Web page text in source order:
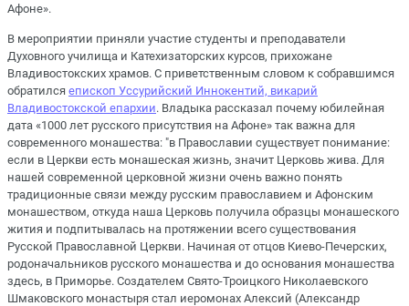
Афоне».
В мероприятии приняли участие студенты и преподаватели
Духовного училища и Катехизаторских курсов, прихожане
Владивостокских храмов. С приветственным словом к собравшимся
обратился епископ Уссурийский Иннокентий, викарий
Владивостокской епархии. Владыка рассказал почему юбилейная
дата «1000 лет русского присутствия на Афоне» так важна для
современного монашества: "в Православии существует понимание:
если в Церкви есть монашеская жизнь, значит Церковь жива. Для
нашей современной церковной жизни очень важно понять
традиционные связи между русским православием и Афонским
монашеством, откуда наша Церковь получила образцы монашеского
жития и подпитывалась на протяжении всего существования
Русской Православной Церкви. Начиная от отцов Киево-Печерских,
родоначальников русского монашества и до основания монашества
здесь, в Приморье. Создателем Свято-Троицкого Николаевского
Шмаковского монастыря стал иеромонах Алексий (Александр